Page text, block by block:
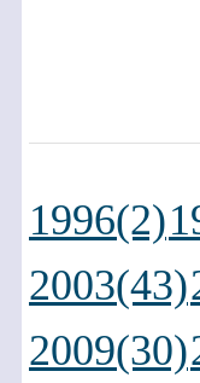
1996(2)
2003(43)
2009(30)